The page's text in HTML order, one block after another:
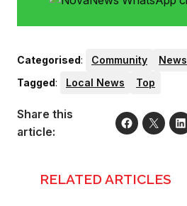
Categorised: Community
News
Tagged: Local News Top
Share this
article:
RELATED ARTICLES